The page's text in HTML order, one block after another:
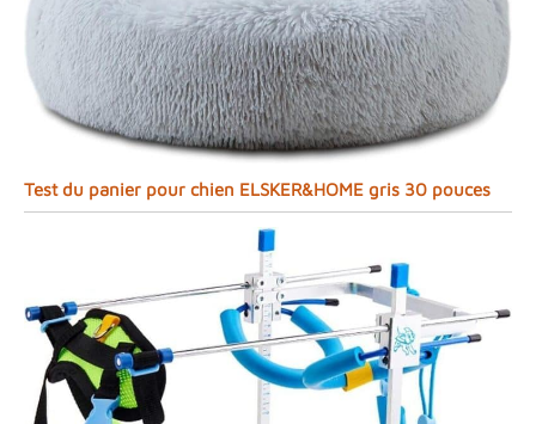
Test du panier pour chien ELSKER&HOME gris 30 pouces